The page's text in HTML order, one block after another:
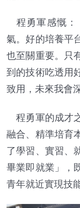
程勇軍感慨：
氣。好的培養平
也至關重要。只
到的技術吃透用
致用，未來我會
程勇軍的成才
融合、精準培育
了學習、實習、
畢業即就業」，
青年就近實現技